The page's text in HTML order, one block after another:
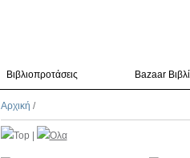
Βιβλιοπροτάσεις Bazaar
Αρχική /
Top Όλα